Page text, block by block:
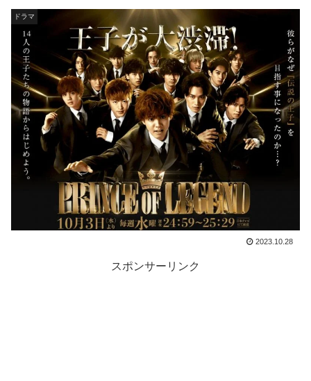
ドラマ
2023.10.28
スポンサーリンク